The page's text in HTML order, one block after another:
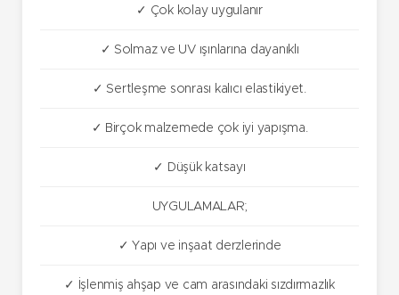
✓ Çok kolay uygulanır
✓ Solmaz ve UV ışınlarına dayanıklı
✓ Sertleşme sonrası kalıcı elastikiyet.
✓ Birçok malzemede çok iyi yapışma.
✓ Düşük katsayı
UYGULAMALAR;
✓ Yapı ve inşaat derzlerinde
✓ İşlenmiş ahşap ve cam arasındaki sızdırmazlık